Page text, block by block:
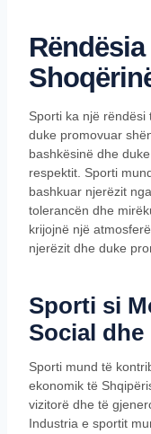
Sporti ka një rëndësi
duke promovuar
bashkësinë dhe
respektit. Sporti
bashkuar njerëzit
tolerancën dhe
krijojnë një
njerëzit dhe duke
Sporti si
Social
Sporti mund të
ekonomik të
vizitorë dhe të
Industria e sportit